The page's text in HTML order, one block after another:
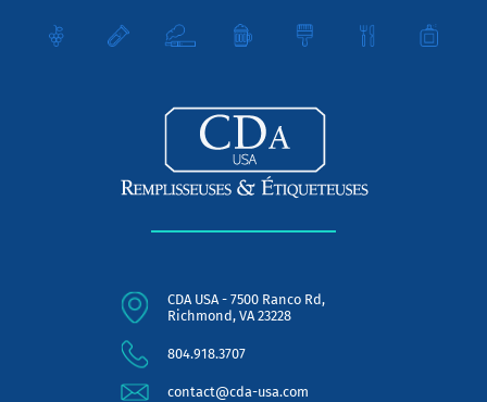
CDA USA - 7500 Ranco Rd,
Richmond, VA 23228
804.918.3707
contact@cda-usa.com